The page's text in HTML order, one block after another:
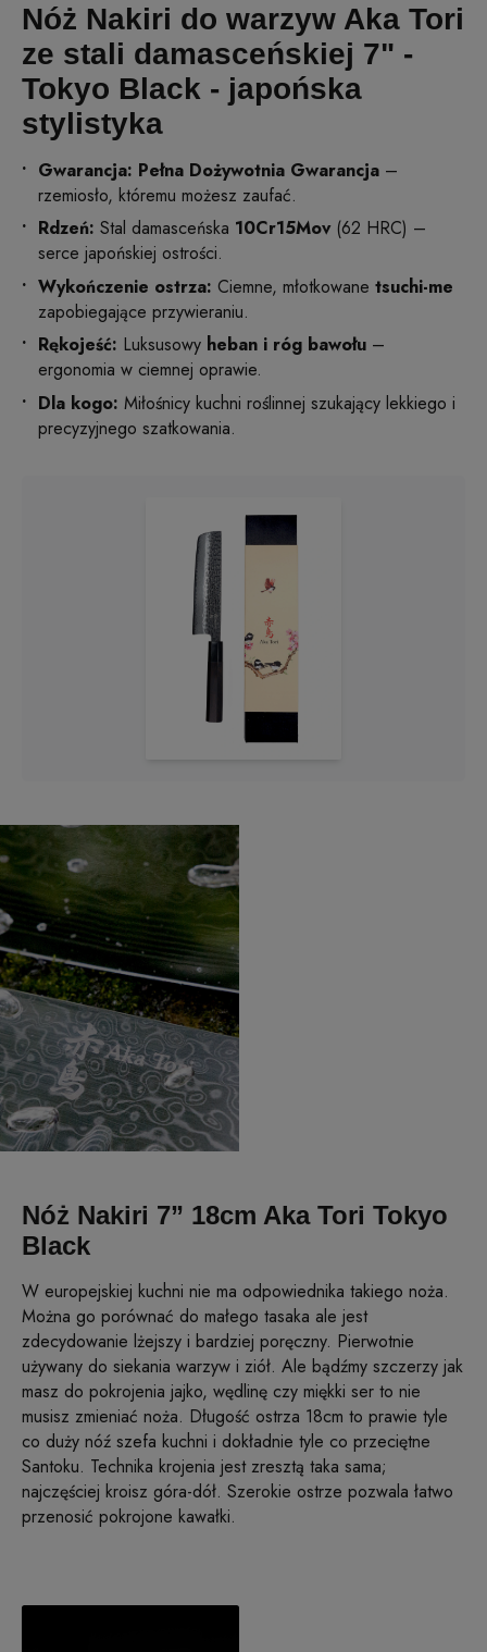
Nóż Nakiri do warzyw Aka Tori
ze stali damasceńskiej 7" -
Tokyo Black - japońska
stylistyka
Gwarancja: Pełna Dożywotnia Gwarancja –
rzemiosło, któremu możesz zaufać.
Rdzeń: Stal damasceńska 10Cr15Mov(62 HRC) –
serce japońskiej ostrości.
Wykończenie ostrza: Ciemne, młotkowane tsuchi-me
zapobiegające przywieraniu.
Rękojeść: Luksusowy heban i róg bawołu –
ergonomia w ciemnej oprawie.
Dla kogo: Miłośnicy kuchni roślinnej szukający lekkiego i
precyzyjnego szatkowania.
Nóż Nakiri 7” 18cm Aka Tori Tokyo
Black
W europejskiej kuchni nie ma odpowiednika takiego noża.
Można go porównać do małego tasaka ale jest
zdecydowanie lżejszy i bardziej poręczny. Pierwotnie
używany do siekania warzyw i ziół. Ale bądźmy szczerzy jak
masz do pokrojenia jajko, wędlinę czy miękki ser to nie
musisz zmieniać noża. Długość ostrza 18cm to prawie tyle
co duży nóź szefa kuchni i dokładnie tyle co przeciętne
Santoku. Technika krojenia jest zresztą taka sama;
najczęściej kroisz góra-dół. Szerokie ostrze pozwala łatwo
przenosić pokrojone kawałki.